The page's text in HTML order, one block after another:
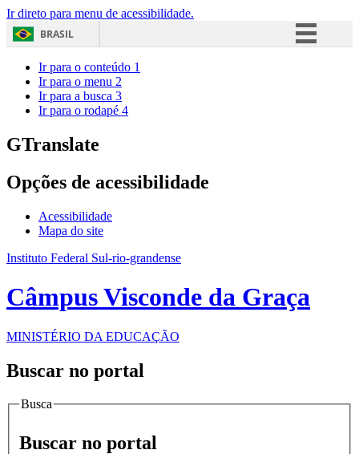
Ir direto para menu de acessibilidade.
BRASIL
Ir para o conteúdo 1
Ir para o menu 2
Ir para a busca 3
Ir para o rodapé 4
GTranslate
Opções de acessibilidade
Acessibilidade
Mapa do site
Instituto Federal Sul-rio-grandense
Câmpus Visconde da Graça
MINISTÉRIO DA EDUCAÇÃO
Buscar no portal
Busca
Buscar no portal